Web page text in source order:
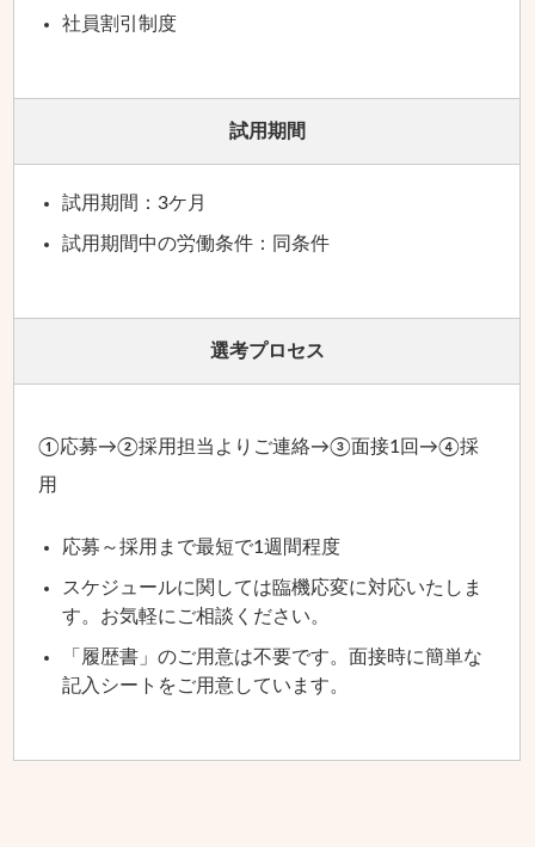
社員割引制度
試用期間
試用期間：3ケ月
試用期間中の労働条件：同条件
選考プロセス
①応募→②採用担当よりご連絡→③面接1回→④採
用
応募～採用まで最短で1週間程度
スケジュールに関しては臨機応変に対応いたしま
す。 お気軽にご相談ください。
「履歴書」のご用意は不要です。 面接時に簡単な
記入シートをご用意しています。